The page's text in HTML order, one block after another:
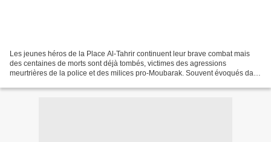
Les jeunes héros de la Place Al-Tahrir continuent leur brave combat mais
des centaines de morts sont déjà tombés, victimes des agressions
meurtrières de la police et des milices pro-Moubarak. Souvent évoqués dans